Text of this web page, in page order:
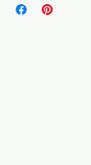
Farben
wechseln, so